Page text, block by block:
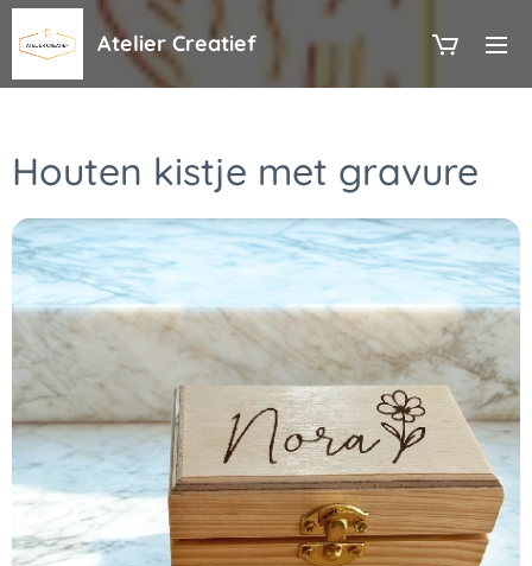
Atelier Creatief
Houten kistje met gravure